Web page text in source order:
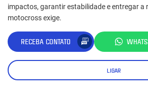
impactos, garantir estabilidade e entregar a
motocross exige.
RECEBA CONTATO
LIGAR